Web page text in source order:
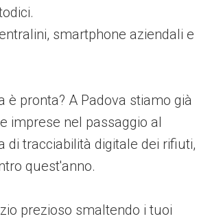
smartphone aziendali e
è pronta? A Padova stiamo già
imprese nel passaggio al
di tracciabilità digitale dei rifiuti,
quest'anno.
prezioso smaltendo i tuoi